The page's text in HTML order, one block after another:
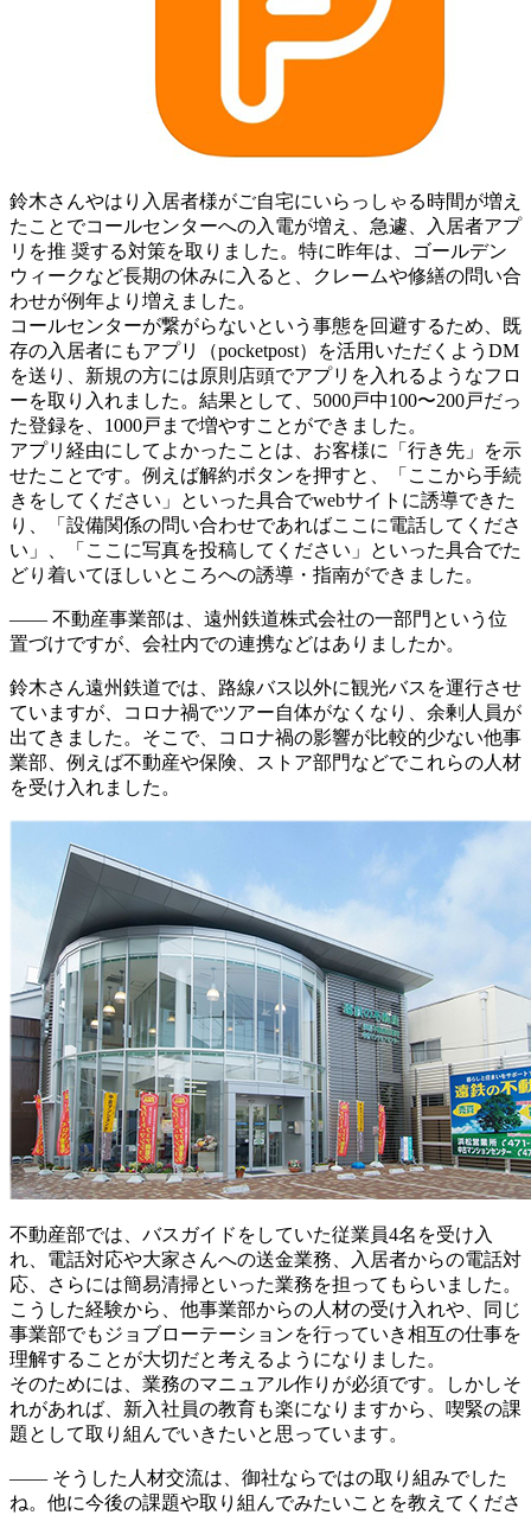
鈴木さんやはり入居者様がご自宅にいらっしゃる時間が増え
たことでコールセンターへの入電が増え、急遽、入居者アプ
リを推 奨する対策を取りました。特に昨年は、ゴールデン
ウィークなど長期の休みに入ると、クレームや修繕の問い合
わせが例年より増えました。
コールセンターが繋がらないという事態を回避するため、既
存の入居者にもアプリ（pocketpost）を活用いただくようDM
を送り、新規の方には原則店頭でアプリを入れるようなフロ
ーを取り入れました。結果として、5000戸中100〜200戸だっ
た登録を、1000戸まで増やすことができました。
アプリ経由にしてよかったことは、お客様に「行き先」を示
せたことです。例えば解約ボタンを押すと、「ここから手続
きをしてください」といった具合でwebサイトに誘導できた
り、「設備関係の問い合わせであればここに電話してくださ
い」、「ここに写真を投稿してください」といった具合でた
どり着いてほしいところへの誘導・指南ができました。
―― 不動産事業部は、遠州鉄道株式会社の一部門という位
置づけですが、会社内での連携などはありましたか。
鈴木さん遠州鉄道では、路線バス以外に観光バスを運行させ
ていますが、コロナ禍でツアー自体がなくなり、余剰人員が
出てきました。そこで、コロナ禍の影響が比較的少ない他事
業部、例えば不動産や保険、ストア部門などでこれらの人材
を受け入れました。
不動産部では、バスガイドをしていた従業員4名を受け入
れ、電話対応や大家さんへの送金業務、入居者からの電話対
応、さらには簡易清掃といった業務を担ってもらいました。
こうした経験から、他事業部からの人材の受け入れや、同じ
事業部でもジョブローテーションを行っていき相互の仕事を
理解することが大切だと考えるようになりました。
そのためには、業務のマニュアル作りが必須です。しかしそ
れがあれば、新入社員の教育も楽になりますから、喫緊の課
題として取り組んでいきたいと思っています。
―― そうした人材交流は、御社ならではの取り組みでした
ね。他に今後の課題や取り組んでみたいことを教えてくださ